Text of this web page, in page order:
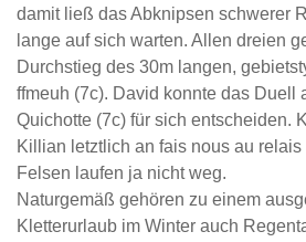
damit ließ das Abknipsen schwerer
lange auf sich warten. Allen dreien
Durchstieg des 30m langen,
ffmeuh (7c). David konnte das Duell
Quichotte (7c) für sich entscheiden.
Killian letztlich an fais nous au
Felsen laufen ja nicht weg.
Naturgemäß gehören zu einem
Kletterurlaub im Winter auch